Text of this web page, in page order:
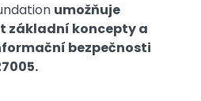
umožňuje
základní koncepty a
bezpečnosti